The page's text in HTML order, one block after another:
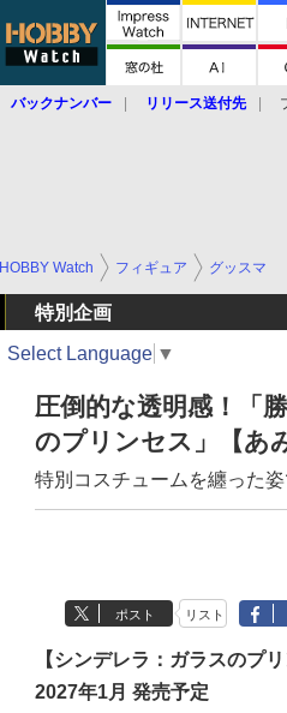
バックナンバー リリース送付先
HOBBY Watch フィギュア グッスマ
特別企画
Select Language ▼
圧倒的な透明感！「
のプリンセス」【あ
特別コスチュームを纏った姿
ポスト リスト
【シンデレラ：ガラスのプリ
2027年1月 発売予定